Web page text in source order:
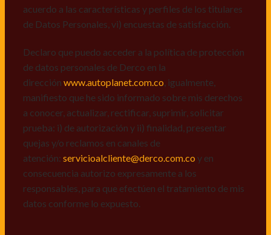
quejas y/o reclamos en canales de
atención: servicioalcliente@derco.com.coy en
responsables, para que efectúen el tratamiento de mis
datos conforme lo expuesto.
acuerdo a las características y perfiles de los titulares
de Datos Personales, vi) encuestas de satisfacción.
Declaro que puedo acceder a la política de protección
de datos personales de Derco en la
dirección www.autoplanet.com.co , igualmente,
manifiesto que he sido informado sobre mis derechos
a conocer, actualizar, rectificar, suprimir, solicitar
prueba: i) de autorización y ii) finalidad, presentar
quejas y/o reclamos en canales de
atención: servicioalcliente@derco.com.co y en
consecuencia autorizo expresamente a los
responsables, para que efectúen el tratamiento de mis
datos conforme lo expuesto.